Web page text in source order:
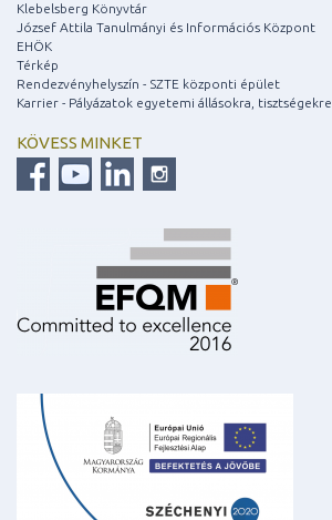
Klebelsberg Könyvtár
József Attila Tanulmányi és Információs Központ
EHÖK
Térkép
Rendezvényhelyszín - SZTE központi épület
Karrier - Pályázatok egyetemi állásokra, tisztségekre
KÖVESS MINKET